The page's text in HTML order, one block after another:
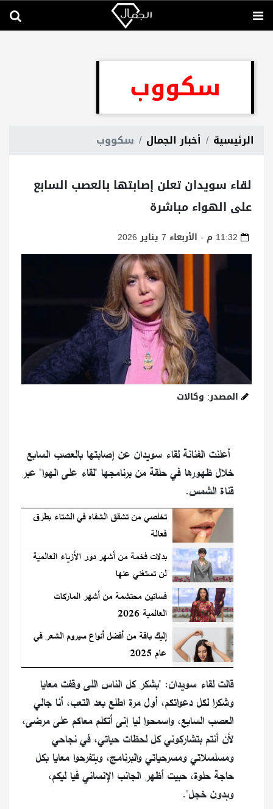
سكووب
الرئيسية أخبار الجمال سكووب
لقاء سويدان تعلن إصابتها بالعصب السابع
على الهواء مباشرة
المصدر: وكالات
أعلنت الفنانة لقاء سويدان عن إصابتها بالعصب السابع
خلال ظهورها في حلقة من برنامجها "لقاء على الهوا" عبر
قناة الشمس.
تخلصي من تشقق الشفاه في الشتاء بطرق
فعالة
بدلات فخمة من أشهر دور الأزياء العالمية
لن تستغني عنها
فساتين محتشمة من أشهر الماركات
العالمية 2026
إليك باقة من أفضل أنواع سيروم الشعر في
عام 2025
قالت لقاء سويدان: "بشكر كل الناس اللى وقفت معايا
وشكرا لكل دعواتكم، أول مرة اطلع بعد التعب، أنا جالي
العصب السابع، واسمحوا ليا إنى أتكلم معاكم على مرضى،
لأن أنتم بتشاركوني كل لحظات حياتي، في نجاحي
ومسلسلاتي ومسرحياتي والبرنامج، وبتفرحوا معايا بكل
حاجة حلوة، حبيت أظهر الجانب الإنساني فيا ليكم،
وبدون خجل".